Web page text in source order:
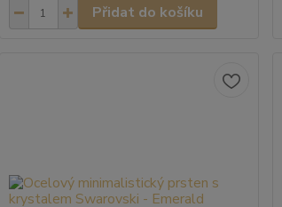
Přidat do košíku